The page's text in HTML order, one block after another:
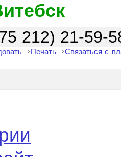
212) 21-59-
Печать Связаться с